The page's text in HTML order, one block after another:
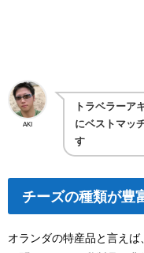
AKI
トラベラーア
にベストマッ
す
チーズの種類が豊
オランダの特産品と言え